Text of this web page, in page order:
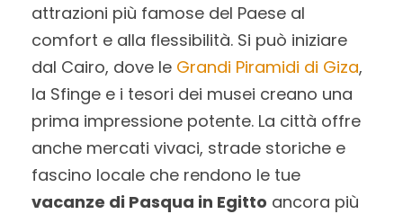
attrazioni più famose del Paese al
comfort e alla flessibilità. Si può iniziare
dal Cairo, dove le Grandi Piramidi di Giza,
la Sfinge e i tesori dei musei creano una
prima impressione potente. La città offre
anche mercati vivaci, strade storiche e
fascino locale che rendono le tue
vacanze di Pasqua in Egitto ancora più